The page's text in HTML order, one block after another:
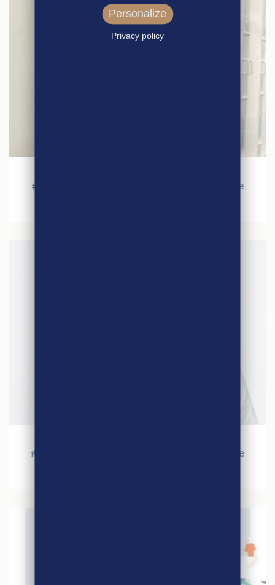
# 3- Le monde d’après avec notre partenaire
#2 – Le monde d’après avec notre partenaire
Personalize
Privacy policy